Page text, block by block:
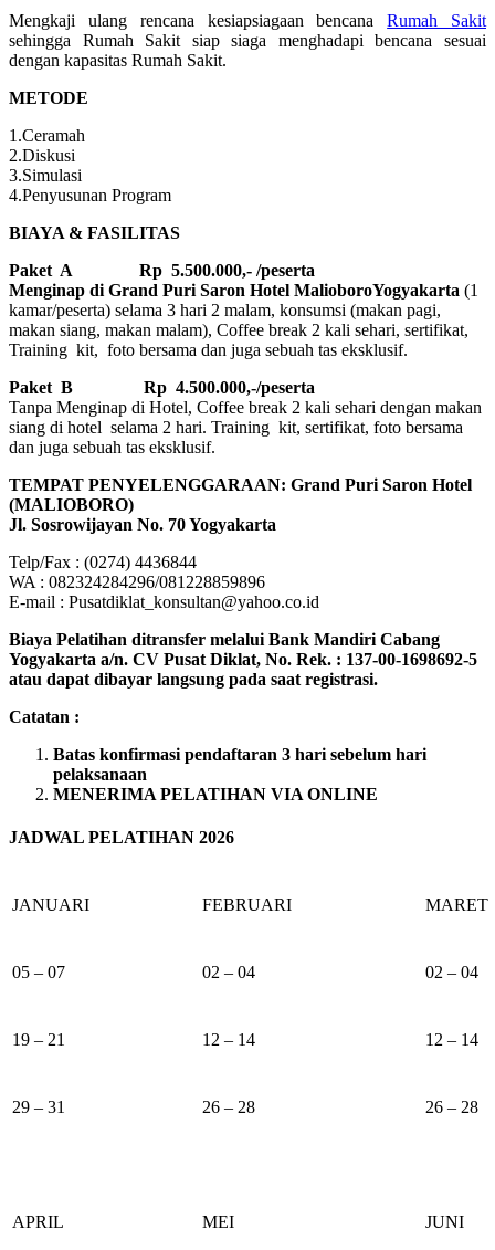
Mengkaji ulang rencana kesiapsiagaan bencanaRumah Sakit
sehingga Rumah Sakit siap siaga menghadapi bencana sesuai
dengan kapasitas Rumah Sakit.
METODE
1.Ceramah
2.Diskusi
3.Simulasi
4.Penyusunan Program
BIAYA & FASILITAS
Paket A Rp 5.500.000,- /peserta
Menginap di Grand Puri Saron Hotel MalioboroYogyakarta (1
kamar/peserta) selama 3 hari 2 malam, konsumsi (makan pagi,
makan siang, makan malam), Coffee break 2 kali sehari, sertifikat,
Training kit, foto bersama dan juga sebuah tas eksklusif.
Paket B
Rp 4.500.000,-/peserta
Tanpa Menginap di Hotel, Coffee break 2 kali sehari dengan makan
siang di hotel selama 2 hari. Training kit, sertifikat, foto bersama
dan juga sebuah tas eksklusif.
TEMPAT PENYELENGGARAAN: Grand Puri Saron Hotel
(MALIOBORO)
Jl. Sosrowijayan No. 70 Yogyakarta
Telp/Fax : (0274) 4436844
WA : 082324284296/081228859896
E-mail : Pusatdiklat_konsultan@yahoo.co.id
Biaya Pelatihan ditransfer melalui Bank Mandiri Cabang
Yogyakarta a/n. CV Pusat Diklat, No. Rek. : 137-00-1698692-5
atau dapat dibayar langsung pada saat registrasi.
Catatan :
Batas konfirmasi pendaftaran 3 hari sebelum hari
pelaksanaan
MENERIMA PELATIHAN VIA ONLINE
JADWAL PELATIHAN 2026
JANUARI FEBRUARI MARET
05 – 07 02 – 04 02 – 04
19 – 21 12 – 14 12 – 14
29 – 31 26 – 28 26 – 28
APRIL MEI JUNI